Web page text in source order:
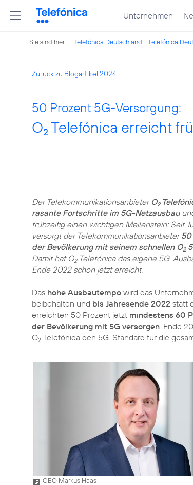
Unternehmen
Sie sind hier: Telefónica Deutschland Telefónica
Zurück zu Blogartikel 2024
50 Prozent 5G-Versorgung:
O2 Telefónica erreicht
Der Telekommunikationsanbieter O2
rasante Fortschritte im 5G-Netzausbau
frühzeitig einen wichtigen Meilenstein: Seit
versorgt der Telekommunikationsanbieter50
der Bevölkerung mit seinem schnellen O2
Damit hat O2Telefónica das eigene 5G-
Ende 2022 schon jetzt erreicht.
Das hohe Ausbautempo wird das
beibehalten und bis Jahresende 2022 statt
erreichten 50 Prozent jetzt mindestens 60
der Bevölkerung mit 5G versorgen. Ende
O2 Telefónica den 5G-Standard für die
CEO Markus Haas